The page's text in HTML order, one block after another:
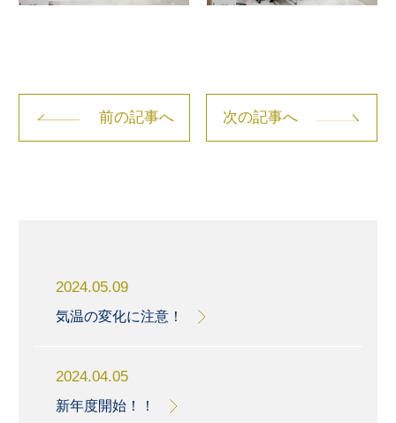
前の記事へ 次の記事へ
2024.05.09
気温の変化に注意！
2024.04.05
新年度開始！！